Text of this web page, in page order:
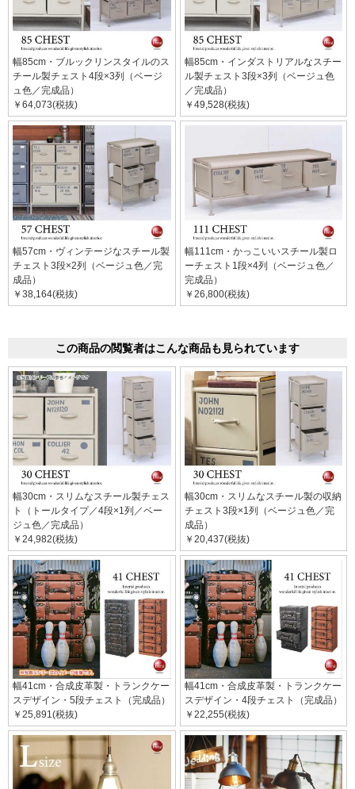
幅85cm・ブルックリンスタイルのス
チール製チェスト4段×3列（ベージ
ュ色／完成品）
￥64,073(税抜)
幅85cm・インダストリアルなスチー
ル製チェスト3段×3列（ベージュ色
／完成品）
￥49,528(税抜)
幅57cm・ヴィンテージなスチール製
チェスト3段×2列（ベージュ色／完
成品）
￥38,164(税抜)
幅111cm・かっこいいスチール製ロ
ーチェスト1段×4列（ベージュ色／
完成品）
￥26,800(税抜)
この商品の閲覧者はこんな商品も見られています
幅30cm・スリムなスチール製チェス
ト（トールタイプ／4段×1列／ベー
ジュ色／完成品）
￥24,982(税抜)
幅30cm・スリムなスチール製の収納
チェスト3段×1列（ベージュ色／完
成品）
￥20,437(税抜)
幅41cm・合成皮革製・トランクケー
スデザイン・5段チェスト（完成品）
￥25,891(税抜)
幅41cm・合成皮革製・トランクケー
スデザイン・4段チェスト（完成品）
￥22,255(税抜)